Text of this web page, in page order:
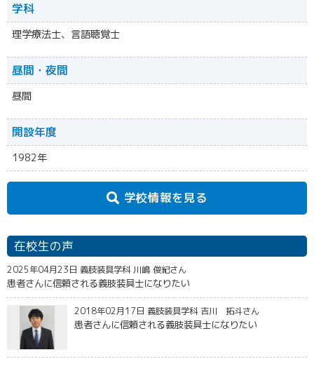
学科
理学療法士、言語聴覚士
昼間・夜間
昼間
開設年度
1982年
学校情報を見る
在校生の声
2025年04月23日 義肢装具学科 川嶋 俊紀さん
患者さんに信頼される義肢装具士になりたい
2018年02月17日 義肢装具学科 吉川 拓斗さん
患者さんに信頼される義肢装具士になりたい